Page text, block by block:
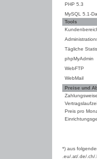
PHP 5.3
MySQL 5.1-
Tools
Tägliche
phpMyAdmin
WebFTP
WebMail
Preise und
Preis pro
*) aus
.eu/.at/.de/.ch/